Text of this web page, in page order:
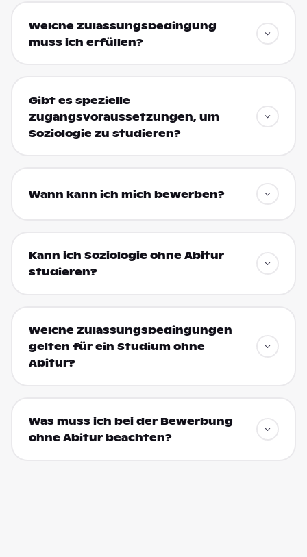
Welche Zulassungsbedingung
muss ich erfüllen?
Gibt es spezielle
Zugangsvoraussetzungen, um
Soziologie zu studieren?
Wann kann ich mich bewerben?
Kann ich Soziologie ohne Abitur
studieren?
Welche Zulassungsbedingungen
gelten für ein Studium ohne
Abitur?
Was muss ich bei der Bewerbung
ohne Abitur beachten?